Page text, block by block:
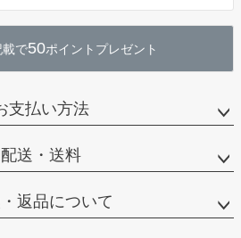
載で50ポイントプレゼント
支払い方法
配送・送料
返品について